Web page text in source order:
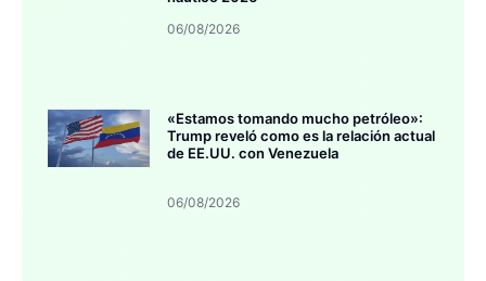
06/08/2026
«Estamos tomando mucho petróleo»:
Trump reveló como es la relación actual
de EE.UU. con Venezuela
06/08/2026